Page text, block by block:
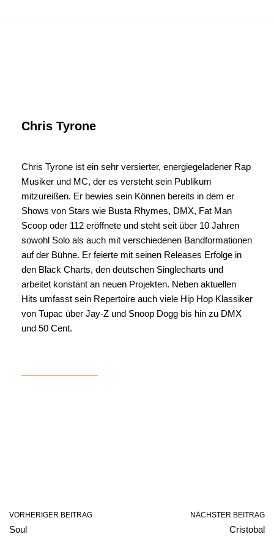
Chris Tyrone
Chris Tyrone ist ein sehr versierter, energiegeladener Rap
Musiker und MC, der es versteht sein Publikum
mitzureißen. Er bewies sein Können bereits in dem er
Shows von Stars wie Busta Rhymes, DMX, Fat Man
Scoop oder 112 eröffnete und steht seit über 10 Jahren
sowohl Solo als auch mit verschiedenen Bandformationen
auf der Bühne. Er feierte mit seinen Releases Erfolge in
den Black Charts, den deutschen Singlecharts und
arbeitet konstant an neuen Projekten. Neben aktuellen
Hits umfasst sein Repertoire auch viele Hip Hop Klassiker
von Tupac über Jay-Z und Snoop Dogg bis hin zu DMX
und 50 Cent.
VORHERIGER BEITRAG
Soul
NÄCHSTER BEITRAG
Cristobal